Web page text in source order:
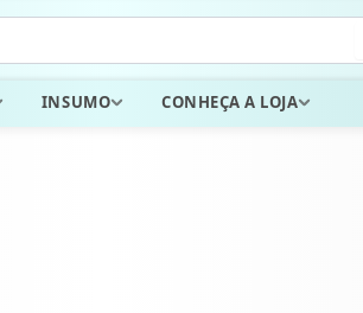
INSUMO CONHEÇA A LOJA